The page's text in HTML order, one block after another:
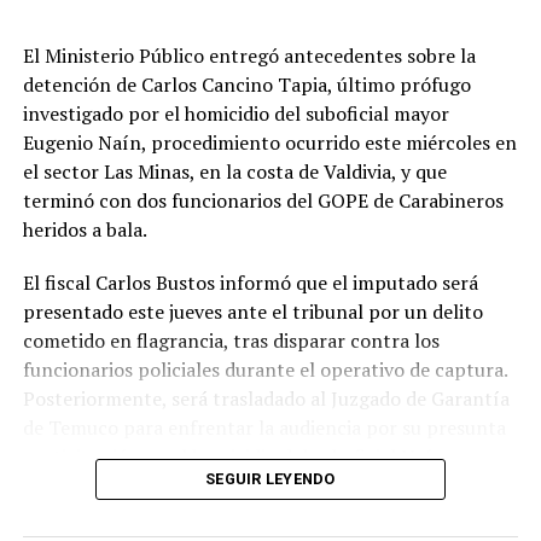
coordinando las acciones de respuesta y rehabilitación.
Entre las recomendaciones emitidas se encuentra el
monitoreo constante de los cursos de agua, el uso de
maquinaria pesada para contener eventuales desbordes
que puedan afectar zonas urbanas, viviendas o
infraestructura vial, la habilitación de canaletas o
implementación de rutas alternativas para el tránsito.
Finalmente, Senapred recomendó a la población evitar
desplazamientos innecesarios, privilegiar el uso de
vehículos de doble tracción cuando sea indispensable
El Ministerio Público entregó antecedentes sobre la
detención de Carlos Cancino Tapia, último prófugo
investigado por el homicidio del suboficial mayor
Eugenio Naín, procedimiento ocurrido este miércoles en
el sector Las Minas, en la costa de Valdivia, y que
terminó con dos funcionarios del GOPE de Carabineros
heridos a bala.
El fiscal Carlos Bustos informó que el imputado será
presentado este jueves ante el tribunal por un delito
cometido en flagrancia, tras disparar contra los
funcionarios policiales durante el operativo de captura.
Posteriormente, será trasladado al Juzgado de Garantía
participación en el homicidio del suboficial Naín.
Según explicó el persecutor, el procedimiento se
SEGUIR LEYENDO